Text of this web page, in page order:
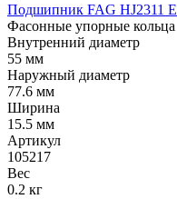
Подшипник FAG HJ2311 E
Фасонные упорные кольца
Внутренний диаметр
55 мм
Наружный диаметр
77.6 мм
Ширина
15.5 мм
Артикул
105217
Вес
0.2 кг